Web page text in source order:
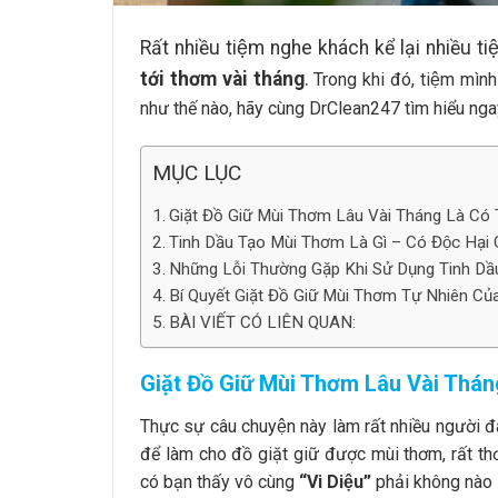
Rất nhiều tiệm nghe khách kể lại nhiều
tới thơm vài tháng. Trong khi đó, tiệm
như thế nào, hãy cùng DrClean247 tìm hiểu
MỤC LỤC
Giặt Đồ Giữ Mùi Thơm Lâu Vài Tháng Là Có
Tinh Dầu Tạo Mùi Thơm Là Gì – Có Độc Hại
Những Lỗi Thường Gặp Khi Sử Dụng Tinh
Bí Quyết Giặt Đồ Giữ Mùi Thơm Tự Nhiên
BÀI VIẾT CÓ LIÊN QUAN:
Giặt Đồ Giữ Mùi Thơm Lâu Vài
Thực sự câu chuyện này làm rất nhiều người
để làm cho đồ giặt giữ được mùi thơm, rất
có bạn thấy vô cùng “Vi Diệu” phải không nào